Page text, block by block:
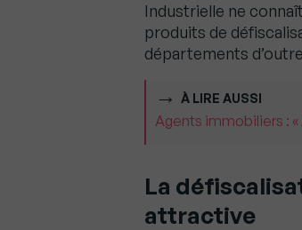
Industrielle ne
produits de
départements
À LIRE AUSSI
Agents immobiliers :
La
attractive